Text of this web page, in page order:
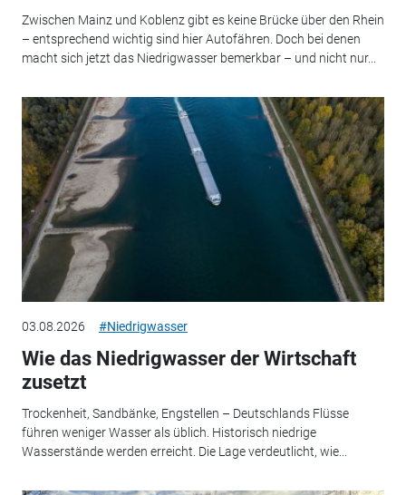
Zwischen Mainz und Koblenz gibt es keine Brücke über den Rhein
– entsprechend wichtig sind hier Autofähren. Doch bei denen
macht sich jetzt das Niedrigwasser bemerkbar – und nicht nur...
03.08.2026 #Niedrigwasser
Wie das Niedrigwasser der Wirtschaft
zusetzt
Trockenheit, Sandbänke, Engstellen – Deutschlands Flüsse
führen weniger Wasser als üblich. Historisch niedrige
Wasserstände werden erreicht. Die Lage verdeutlicht, wie...